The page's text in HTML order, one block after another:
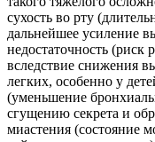
сухость во рту
дальнейшее усиление
недостаточность (риск
вследствие снижения
легких, особенно у
(уменьшение
сгущению секрета и
миастения (состояние